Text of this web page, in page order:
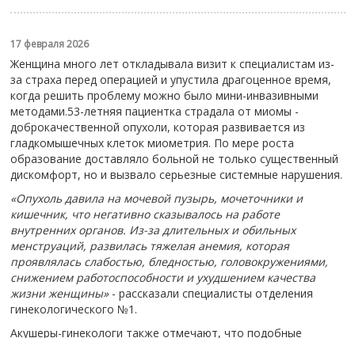
17 февраля 2026
Женщина много лет откладывала визит к специалистам из-
за страха перед операцией и упустила драгоценное время,
когда решить проблему можно было мини-инвазивными
методами.53-летняя пациентка страдала от миомы -
доброкачественной опухоли, которая развивается из
гладкомышечных клеток миометрия. По мере роста
образование доставляло больной не только существенный
дискомфорт, но и вызвало серьезные системные нарушения.
«Опухоль давила на мочевой пузырь, мочеточники и
кишечник, что негативно сказывалось на работе
внутренних органов. Из-за длительных и обильных
менструаций, развилась тяжелая анемия, которая
проявлялась слабостью, бледностью, головокружениями,
снижением работоспособности и ухудшением качества
жизни женщины»- рассказали специалисты отделения
гинекологического №1.
Акушеры-гинекологи также отмечают, что подобные